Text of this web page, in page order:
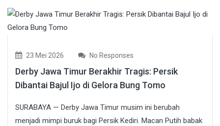
23 Mei 2026 No Responses
Derby Jawa Timur Berakhir Tragis: Persik
Dibantai Bajul Ijo di Gelora Bung Tomo
SURABAYA — Derby Jawa Timur musim ini berubah
menjadi mimpi buruk bagi Persik Kediri. Macan Putih babak